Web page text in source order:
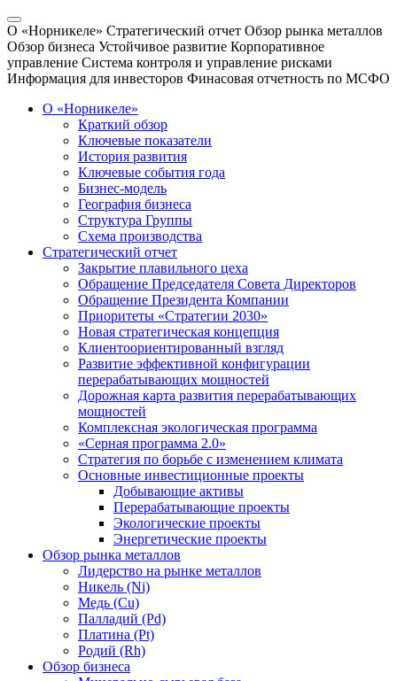
О «Норникеле» Стратегический отчет Обзор рынка металлов
Обзор бизнеса Устойчивое развитие Корпоративное
управление Система контроля и управление рисками
Информация для инвесторов Финасовая отчетность по МСФО
О «Норникеле»
Краткий обзор
Ключевые показатели
История развития
Ключевые события года
Бизнес-модель
География бизнеса
Структура Группы
Схема производства
Стратегический отчет
Закрытие плавильного цеха
Обращение Председателя Совета Директоров
Обращение Президента Компании
Приоритеты «Стратегии 2030»
Новая стратегическая концепция
Клиентоориентированный взгляд
Развитие эффективной конфигурации
перерабатывающих мощностей
Дорожная карта развития перерабатывающих
мощностей
Комплексная экологическая программа
«Серная программа 2.0»
Стратегия по борьбе с изменением климата
Основные инвестиционные проекты
Добывающие активы
Перерабатывающие проекты
Экологические проекты
Энергетические проекты
Обзор рынка металлов
Лидерство на рынке металлов
Никель (Ni)
Медь (Cu)
Палладий (Pd)
Платина (Pt)
Родий (Rh)
Обзор бизнеса